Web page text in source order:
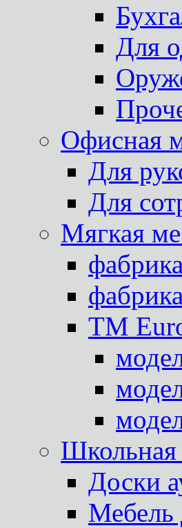
Для
Офисная
Для
Для
Мягкая
TM
Школьная
Доски
Мебель